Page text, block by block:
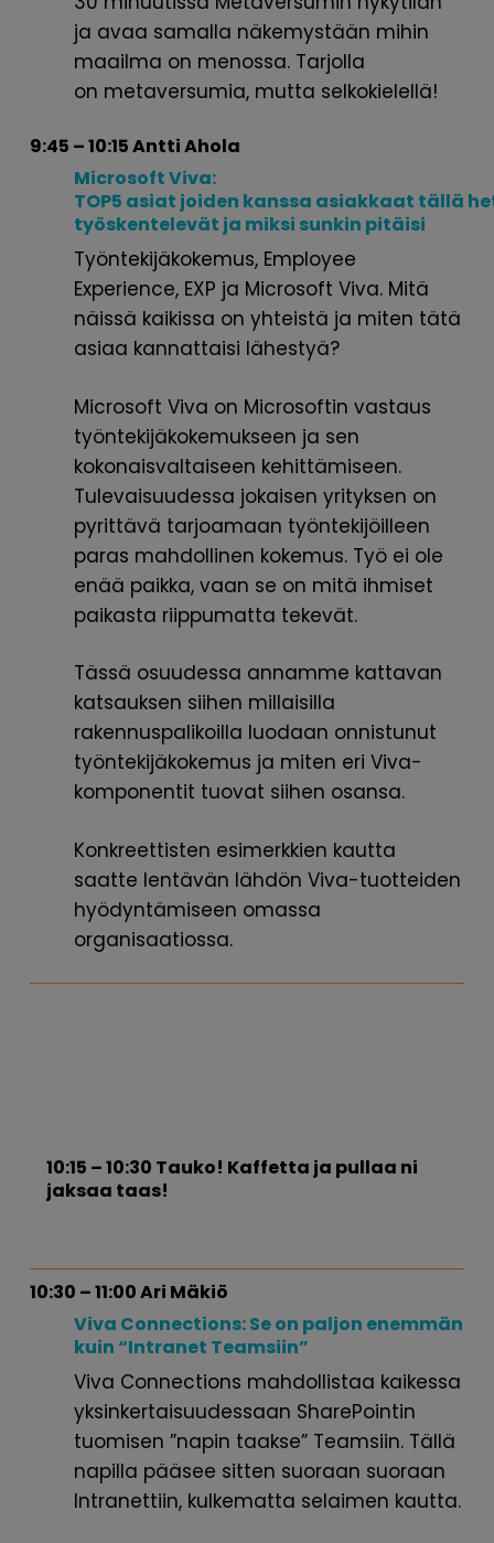
ja avaa samalla näkemystään mihin
maailma on menossa. Tarjolla
on metaversumia, mutta selkokielellä!
9:45 – 10:15 Antti Ahola
Microsoft Viva:
TOP5 asiat joiden kanssa asiakkaat tällä
työskentelevät ja miksi sunkin pitäisi
Työntekijäkokemus, Employee
Experience, EXP ja Microsoft Viva. Mitä
näissä kaikissa on yhteistä ja miten tätä
asiaa kannattaisi lähestyä?
Microsoft Viva on Microsoftin vastaus
työntekijäkokemukseen ja sen
kokonaisvaltaiseen kehittämiseen.
Tulevaisuudessa jokaisen yrityksen on
pyrittävä tarjoamaan työntekijöilleen
paras mahdollinen kokemus. Työ ei ole
enää paikka, vaan se on mitä ihmiset
paikasta riippumatta tekevät.
Tässä osuudessa annamme kattavan
katsauksen siihen millaisilla
rakennuspalikoilla luodaan onnistunut
työntekijäkokemus ja miten eri Viva-
komponentit tuovat siihen osansa.
Konkreettisten esimerkkien kautta
saatte lentävän lähdön Viva-tuotteiden
hyödyntämiseen omassa
organisaatiossa.
10:15 – 10:30 Tauko! Kaffetta ja pullaa ni
jaksaa taas!
10:30 – 11:00 Ari Mäkiö
Viva Connections: Se on paljon enemmän
kuin “Intranet Teamsiin”
Viva Connections mahdollistaa kaikessa
yksinkertaisuudessaan SharePointin
tuomisen ”napin taakse” Teamsiin. Tällä
napilla pääsee sitten suoraan suoraan
Intranettiin, kulkematta selaimen kautta.